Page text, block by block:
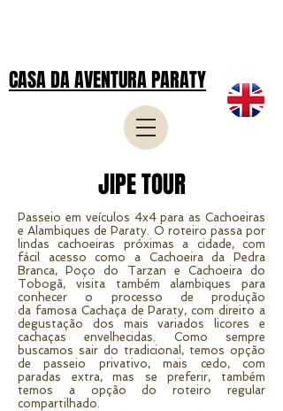
CASA DA AVENTURA PARATY
JIPE TOUR
Passeio em veículos 4x4 para as Cachoeiras
e Alambiques de Paraty. O roteiro passa por
lindas cachoeiras próximas a cidade, com
fácil acesso como a Cachoeira da Pedra
Branca, Poço do Tarzan e Cachoeira do
Tobogã, visita também alambiques para
conhecer o processo de produção
da famosa Cachaça de Paraty, com direito a
degustação dos mais variados licores e
cachaças envelhecidas. Como sempre
buscamos sair do tradicional, temos opção
de passeio privativo, mais cedo, com
paradas extra, mas se preferir, também
temos a opção do roteiro regular
compartilhado.